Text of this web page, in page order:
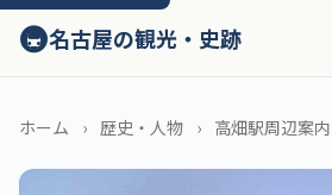
ン
テ
へ
キ
🚇名古屋の観光・史跡
ホーム 歴史・人物 高畑駅周辺案内